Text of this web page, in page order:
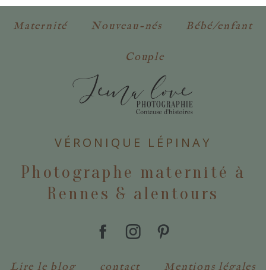
Maternité Nouveau-nés Bébé/enfant
Couple
VÉRONIQUE LÉPINAY
Photographe maternité à
Rennes & alentours